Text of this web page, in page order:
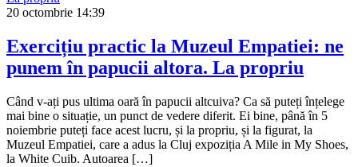
20 octombrie 14:39
Exercițiu practic la Muzeul Empatiei: ne
punem în papucii altora. La propriu
Când v-ați pus ultima oară în papucii altcuiva? Ca să puteți înțelege
mai bine o situație, un punct de vedere diferit. Ei bine, până în 5
noiembrie puteți face acest lucru, și la propriu, și la figurat, la
Muzeul Empatiei, care a adus la Cluj expoziția A Mile in My Shoes,
la White Cuib. Autoarea […]